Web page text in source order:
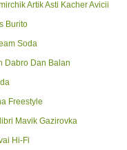
Artik Asti KacherAvicii
Burito
Soda
Dabro Dan Balan
Freestyle
Mavik Gazirovka
Hi-Fi